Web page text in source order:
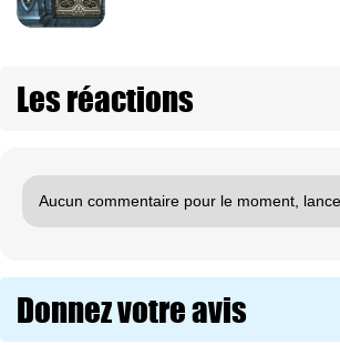
Les réactions
Aucun commentaire pour le moment,
Donnez votre avis